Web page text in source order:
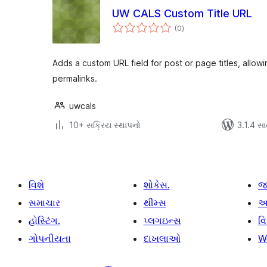
UW CALS Custom Title URL
(0કુલ
રેટિંગ્સ
)
Adds a custom URL field for post or page titles,
permalinks.
uwcals
10+ સક્રિય સ્થાપનો
3.1.4
વિશે
સમાચાર
હોસ્ટિંગ.
ગોપનીયતા
શોકેસ.
થીમ્સ
પ્લગઇન્સ
દાખલાઓ